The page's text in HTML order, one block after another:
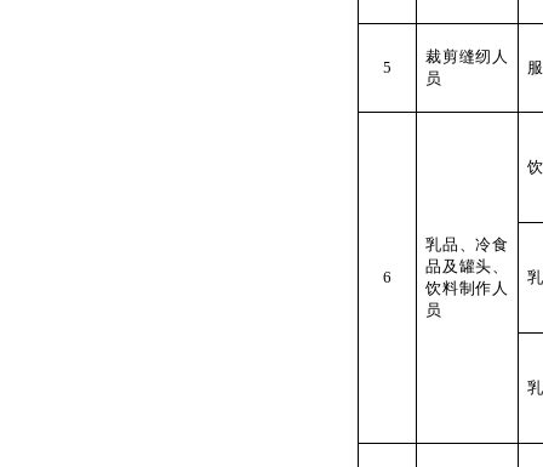
5
裁剪缝纫人
员
6
乳品、冷食
品及罐头、
饮料制作人
员